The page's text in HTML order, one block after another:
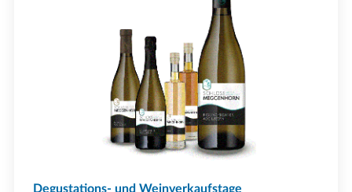
Degustations- und Weinverkaufstage